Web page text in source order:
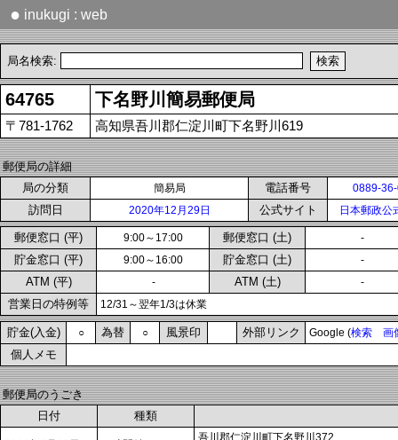
● inukugi : web
局名検索:
64765 下名野川簡易郵便局
〒781-1762 高知県吾川郡仁淀川町下名野川619
郵便局の詳細
局の分類
簡易局 電話番号 0889-
訪問日 2020年12月29日 公式サイト 日本郵政公
郵便窓口 (平) 9:00～17:00 郵便窓口 (土) -
貯金窓口 (平) 9:00～16:00 貯金窓口 (土) -
ATM (平) - ATM (土) -
営業日の特例等 12/31～翌年1/3は休業
貯金(入金) ○ 為替 ○ 風景印 外部リンク Google (検索 画
個人メモ
郵便局のうごき
日付
種類
吾川郡仁淀川町下名野川372